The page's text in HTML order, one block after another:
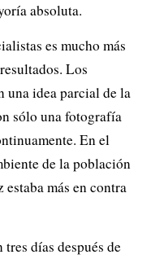
absoluta.
es mucho más
Los
una idea parcial de la
sólo una fotografía
En el
de la población
más en contra
días después de